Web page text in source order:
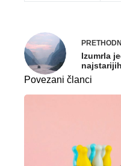
PRETHODNI
Izumrla
Povezani članci